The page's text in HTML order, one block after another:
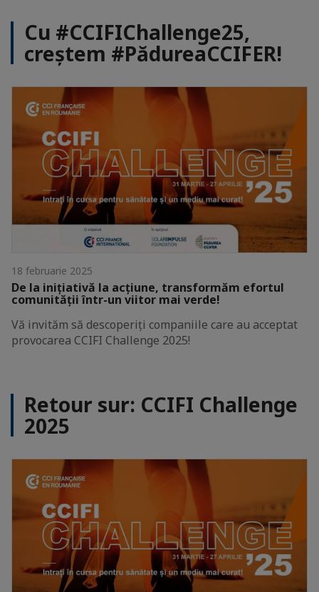
Cu #CCIFIChallenge25,
creștem #PădureaCCIFER!
18 februarie 2025
De la inițiativă la acțiune, transformăm efortul
comunității într-un viitor mai verde!
Vă invităm să descoperiți companiile care au acceptat
provocarea CCIFI Challenge 2025!
Retour sur: CCIFI Challenge
2025